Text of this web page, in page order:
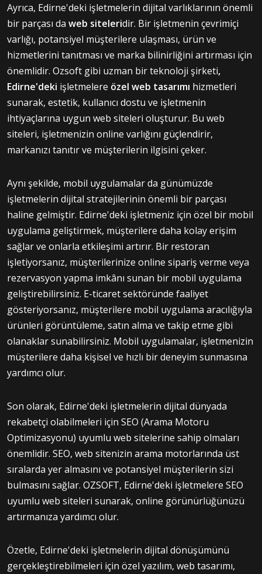
Ayrıca, Edirne'deki işletmelerin dijital varlıklarının önemli
bir parçası da web siteleridir. Bir işletmenin çevrimiçi
varlığı, potansiyel müşterilere ulaşması, ürün ve
hizmetlerini tanıtması ve marka bilinirliğini artırması için
önemlidir. Ozsoft gibi uzman bir teknoloji şirketi,
Edirne'deki işletmelere özel web tasarımı hizmetleri
sunarak, estetik, kullanıcı dostu ve işletmenin
ihtiyaçlarına uygun web siteleri oluşturur. Bu web
siteleri, işletmenizin online varlığını güçlendirir,
markanızı tanıtır ve müşterilerin ilgisini çeker.
Aynı şekilde, mobil uygulamalar da günümüzde
işletmelerin dijital stratejilerinin önemli bir parçası
haline gelmiştir. Edirne'deki işletmeniz için özel bir mobil
uygulama geliştirmek, müşterilere daha kolay erişim
sağlar ve onlarla etkileşimi artırır. Bir restoran
işletiyorsanız, müşterilerinize online sipariş verme veya
rezervasyon yapma imkânı sunan bir mobil uygulama
geliştirebilirsiniz. E-ticaret sektöründe faaliyet
gösteriyorsanız, müşterilere mobil uygulama aracılığıyla
ürünleri görüntüleme, satın alma ve takip etme gibi
olanaklar sunabilirsiniz. Mobil uygulamalar, işletmenizin
müşterilere daha kişisel ve hızlı bir deneyim sunmasına
yardımcı olur.
Son olarak, Edirne'deki işletmelerin dijital dünyada
rekabetçi olabilmeleri için SEO (Arama Motoru
Optimizasyonu) uyumlu web sitelerine sahip olmaları
önemlidir. SEO, web sitenizin arama motorlarında üst
sıralarda yer almasını ve potansiyel müşterilerin sizi
bulmasını sağlar. OZSOFT, Edirne'deki işletmelere SEO
uyumlu web siteleri sunarak, online görünürlüğünüzü
artırmanıza yardımcı olur.
Özetle, Edirne'deki işletmelerin dijital dönüşümünü
gerçekleştirebilmeleri için özel yazılım, web tasarımı,